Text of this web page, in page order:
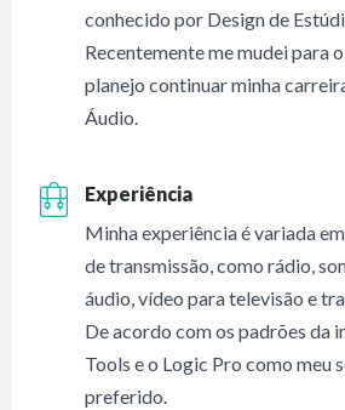
conhecido por Design de
Recentemente me mudei para
planejo continuar minha
Áudio.
Experiência
Minha experiência é variada
de transmissão, como rádio,
áudio, vídeo para televisão e
De acordo com os padrões da
Tools e o Logic Pro como meu
preferido.